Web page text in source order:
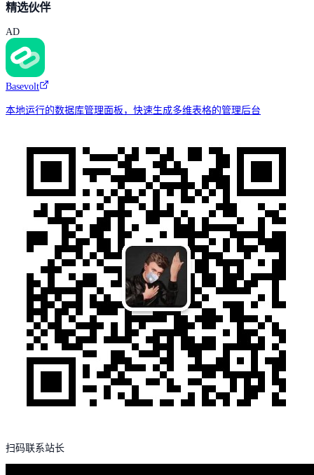
精选伙伴
AD
Basevolt
本地运行的数据库管理面板，快速生成多维表格的管理后台
扫码联系站长